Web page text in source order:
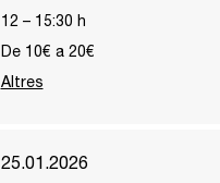
12 – 15:30 h
De 10€ a 20€
Altres
25.01.2026